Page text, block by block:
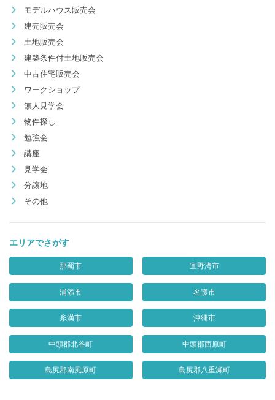
モデルハウス販売会
建売販売会
土地販売会
建築条件付土地販売会
中古住宅販売会
ワークショップ
無人見学会
物件探し
勉強会
講座
見学会
分譲地
その他
エリアでさがす
那覇市 宜野湾市
浦添市 名護市
糸満市 沖縄市
中頭郡北谷町 中頭郡西原町
島尻郡南風原町 島尻郡八重瀬町